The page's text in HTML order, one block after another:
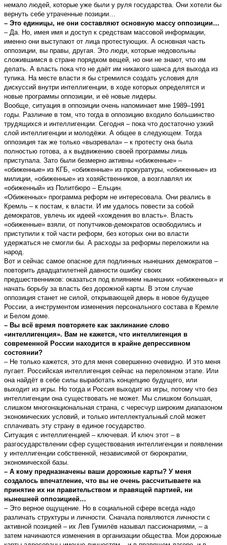
немало людей, которые уже были у руля государства. Они хотели бы
вернуть себе утраченные позиции…
– Это единицы, не они составляют основную массу оппозиции…
– Да. Но, имея имя и доступ к средствам массовой информации,
именно они выступают от лица протестующих. А основная часть
оппозиции, вы правы, другая. Это люди, которые недовольны
сложившимся в стране порядком вещей, но они не знают, что им
делать. А власть пока что не даёт им никакого шанса для выхода из
тупика. На месте власти я бы стремился создать условия для
дискуссий внутри интеллигенции, в ходе которых определятся и
новые программы оппозиции, и её новые лидеры.
Вообще, ситуация в оппозиции очень напоминает мне 1989–1991
годы. Различие в том, что тогда в оппозицию входило большинство
трудящихся и интеллигенции. Сегодня – пока что достаточно узкий
слой интеллигенции и молодёжи. А общее в следующем. Тогда
оппозиция так же только «вызревала» – к протесту она была
полностью готова, а к выдвижению своей программы лишь
приступала. Зато были безмерно активны «обиженные» –
«обиженные» из КГБ, «обиженные» из прокуратуры, «обиженные» из
милиции, «обиженные» из хозяйственников, а возглавлял их
«обиженный» из Политбюро – Ельцин.
«Обиженных» программа реформ не интересовала. Они рвались в
Кремль – к постам, к власти. И им удалось повести за собой
демократов, увлечь их идеей «хождения во власть». Власть
«обиженные» взяли, от попутчиков-демократов освободились и
приступили к той части реформ, без которых они во власти
удержаться не смогли бы. А расходы за реформы переложили на
народ.
Вот и сейчас самое опасное для подлинных нынешних демократов –
повторить двадцатилетней давности ошибку своих
предшественников: оказаться под влиянием нынешних «обиженных» и
начать борьбу за власть без дорожной карты. В этом случае
оппозиция станет не силой, открывающей дверь в новое будущее
России, а инструментом изменения персонального состава в Кремле
и Белом доме.
– Вы всё время повторяете как заклинание слово
«интеллигенция». Вам не кажется, что интеллигенция в
современной России находится в крайне депрессивном
состоянии?
– Не только кажется, это для меня совершенно очевидно. И это меня
пугает. Российская интеллигенция сейчас на переломном этапе. Или
она найдёт в себе силы выработать концепцию будущего, или
выходит из игры. Но тогда и Россия выходит из игры, потому что без
интеллигенции она существовать не может. Мы слишком большая,
слишком многонациональная страна, с чересчур широким диапазоном
экономических условий, и только интеллектуальный слой может
сплачивать эту страну в единое государство.
Ситуация с интеллигенцией – ключевая. И ключ этот – в
разгосударствлении сфер существования интеллигенции и появлении
у интеллигенции собственной, независимой от бюрократии,
экономической базы.
– А кому предназначены ваши дорожные карты? У меня
создалось впечатление, что вы не очень рассчитываете на
принятие их ни правительством и правящей партией, ни
нынешней оппозицией…
– Это верное ощущение. Но в социальной сфере всегда надо
различать структуры и личности. Сначала появляются личности с
активной позицией – их Лев Гумилёв называл пассионариями, – а
затем начинаются изменения в организации общества. Мои дорожные